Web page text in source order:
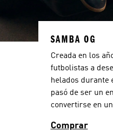
SAMBA OG
Creada en los
futbolistas a
helados durante
pasó de ser un
convertirse en
Comprar